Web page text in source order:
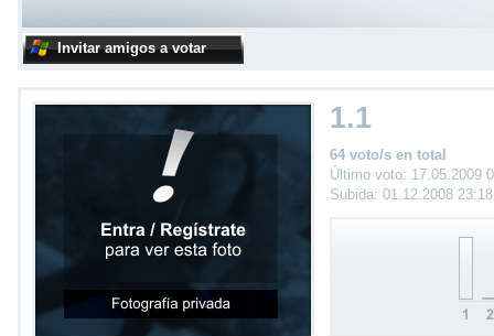
Invitar amigos a votar
1.1
64 voto/s en total
Último voto: 17.05.2009
Subida: 01.12.2008